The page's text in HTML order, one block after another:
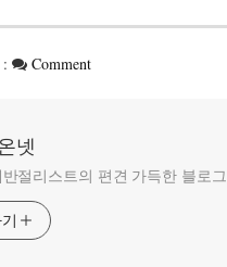
: Comment
넷
절리스트의 편견 가득한 블로그